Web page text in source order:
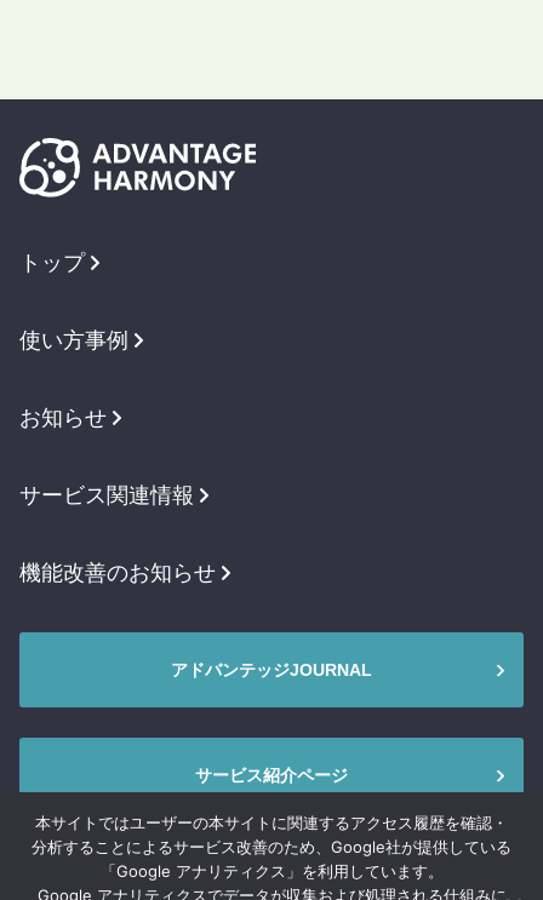
トップ
使い方事例
お知らせ
サービス関連情報
機能改善のお知らせ
アドバンテッジJOURNAL
サービス紹介ページ
本サイトではユーザーの本サイトに関連するアクセス履歴を確認・
分析することによるサービス改善のため、Google社が提供している
「Google アナリティクス」を利用しています。
Google アナリティクスでデータが収集および処理される仕組みに